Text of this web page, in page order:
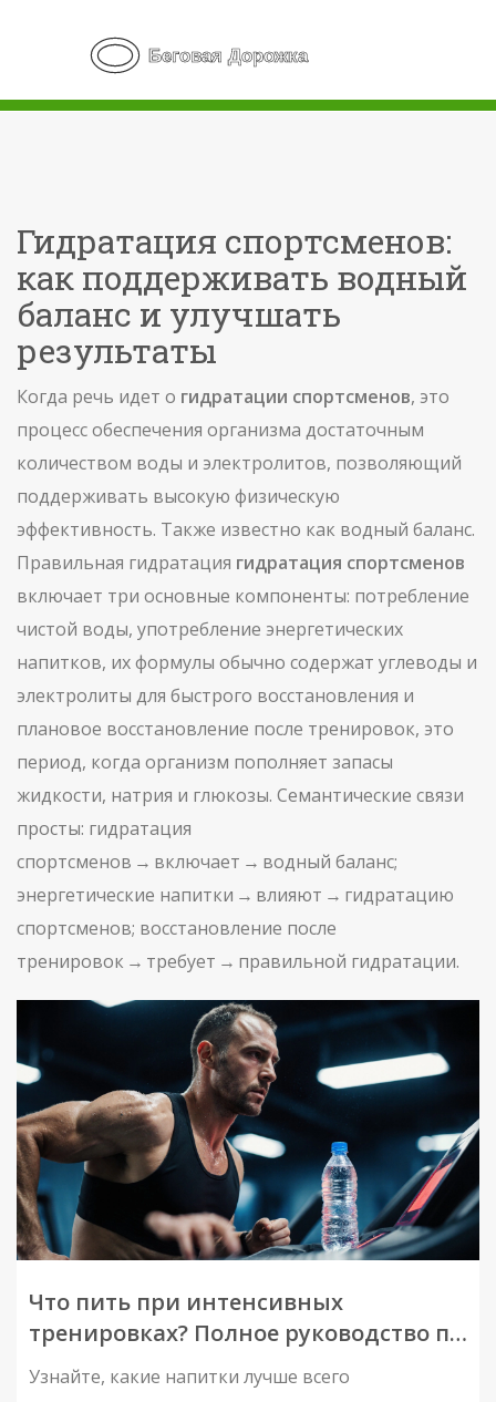
Гидратация спортсменов:
как поддерживать водный
баланс и улучшать
результаты
Когда речь идет о гидратации спортсменов, это
процесс обеспечения организма достаточным
количеством воды и электролитов, позволяющий
поддерживать высокую физическую
эффективность. Также известно как водный баланс.
Правильная гидратация гидратация спортсменов
включает три основные компоненты: потребление
чистой воды, употребление энергетических
напитков, их формулы обычно содержат углеводы и
электролиты для быстрого восстановления и
плановое восстановление после тренировок, это
период, когда организм пополняет запасы
жидкости, натрия и глюкозы. Семантические связи
просты: гидратация
спортсменов → включает → водный баланс;
энергетические напитки → влияют → гидратацию
спортсменов; восстановление после
тренировок → требует → правильной гидратации.
Что пить при интенсивных
тренировках? Полное руководство по
гидратации и энергетическим
напиткам
Узнайте, какие напитки лучше всего